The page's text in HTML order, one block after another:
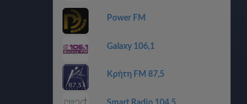
Power FM
Galaxy 106,1
Κρήτη FM 87,5